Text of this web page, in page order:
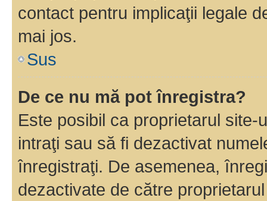
contact pentru implicaţii legale
mai jos.
Sus
De ce nu mă pot înregistra?
Este posibil ca proprietarul
intraţi sau să fi dezactivat
înregistraţi. De asemenea,
dezactivate de către